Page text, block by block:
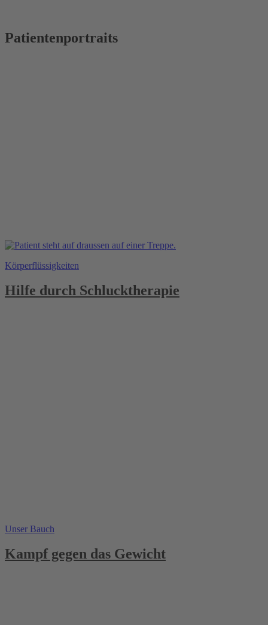
Patientenportraits
Körperflüssigkeiten
Hilfe durch Schlucktherapie
Unser Bauch
Kampf gegen das Gewicht